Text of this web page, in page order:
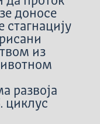
доносе
стагнацију
из
развоја
циклус